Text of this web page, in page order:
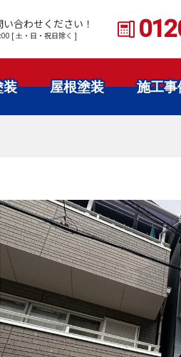
合わせください！
[ 土・日・祝日除く ]
装 屋根塗装 施工事